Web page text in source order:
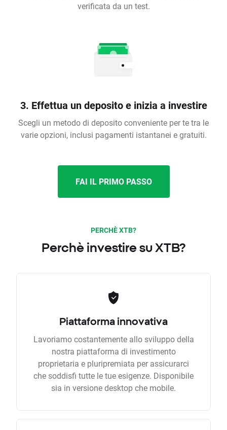
verificata da un test.
3. Effettua un deposito e inizia a investire
Scegli un metodo di deposito conveniente per te tra le
varie opzioni, inclusi pagamenti istantanei e gratuiti.
FAI IL PRIMO PASSO
PERCHÈ XTB?
Perchè investire su XTB?
Piattaforma innovativa
Lavoriamo costantemente allo sviluppo della
nostra piattaforma di investimento
proprietaria e pluripremiata per assicurarci
che soddisfi tutte le tue esigenze. Disponibile
sia in versione desktop che mobile.